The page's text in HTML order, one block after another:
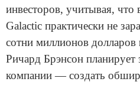
инвесторов, учитывая,
Galactic практически не
сотни миллионов
Ричард Брэнсон планирует
компании — создать